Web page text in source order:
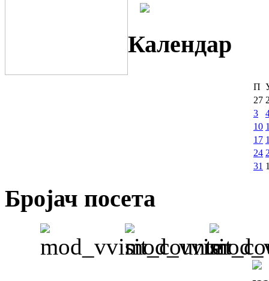
Календар
П
27
3
10
17
24
31
Бројач посета